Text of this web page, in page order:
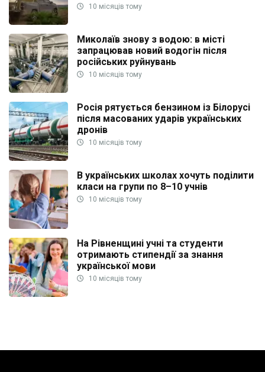
10 місяців тому
Миколаїв знову з водою: в місті
запрацював новий водогін після
російських руйнувань
10 місяців тому
Росія рятується бензином із Білорусі
після масованих ударів українських
дронів
10 місяців тому
В українських школах хочуть поділити
класи на групи по 8–10 учнів
10 місяців тому
На Рівненщині учні та студенти
отримають стипендії за знання
української мови
10 місяців тому